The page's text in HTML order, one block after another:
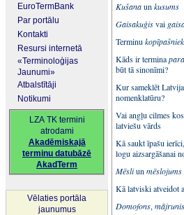
EuroTermBank
Par portālu
Kontakti
Resursi internetā
«Terminoloģijas
Jaunumi»
Atbalstītāji
Notikumi
LZA TK termini
atrodami
Akadēmiskajā
terminu datubāzē
AkadTerm
Vēlaties portāla
jaunumus
Kušanaun kusums
Gaisakuģisvai
Terminu
Kāds ir termina
būt tā sinonīmi?
Kur sameklēt
nomenklatūru?
Vai angļu cilmes
latviešu vārds
Kā saukt īpašu
logu aizsargāšanai
Mēsliun mēslojums
Kā latviski atveidot
Domofons, mājrunis